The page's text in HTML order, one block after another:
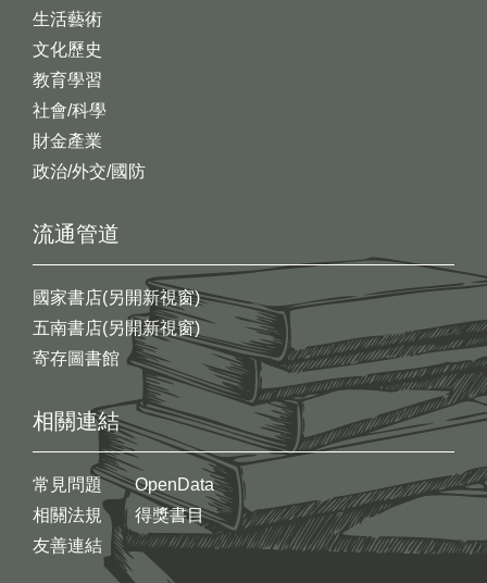
生活藝術
文化歷史
教育學習
社會/科學
財金產業
政治/外交/國防
流通管道
國家書店(另開新視窗)
五南書店(另開新視窗)
寄存圖書館
相關連結
常見問題
相關法規
友善連結
OpenData
得獎書目